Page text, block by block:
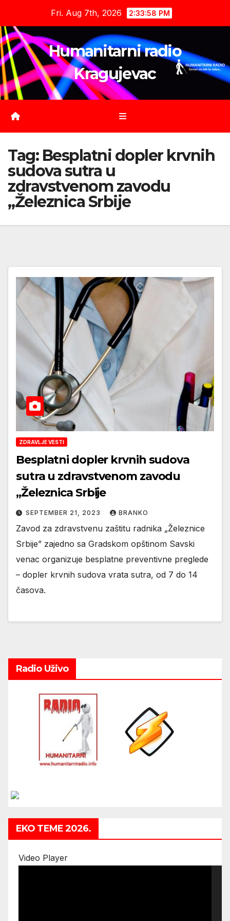
content
Fri. Aug 7th, 2026 2:33:59 PM
Humanitarni radio
Kragujevac
Tag: Besplatni dopler krvnih
sudova sutra u
zdravstvenom zavodu
„Železnica Srbije
ZDRAVLJE VESTI
Besplatni dopler krvnih sudova
sutra u zdravstvenom zavodu
„Železnica Srbije
SEPTEMBER 21, 2023 BRANKO
Zavod za zdravstvenu zaštitu radnika „Železnice
Srbije” zajedno sa Gradskom opštinom Savski
venac organizuje besplatne preventivne preglede
– dopler krvnih sudova vrata sutra, od 7 do 14
časova.
Radio Uživo
EKO TEME 2026.
Video Player